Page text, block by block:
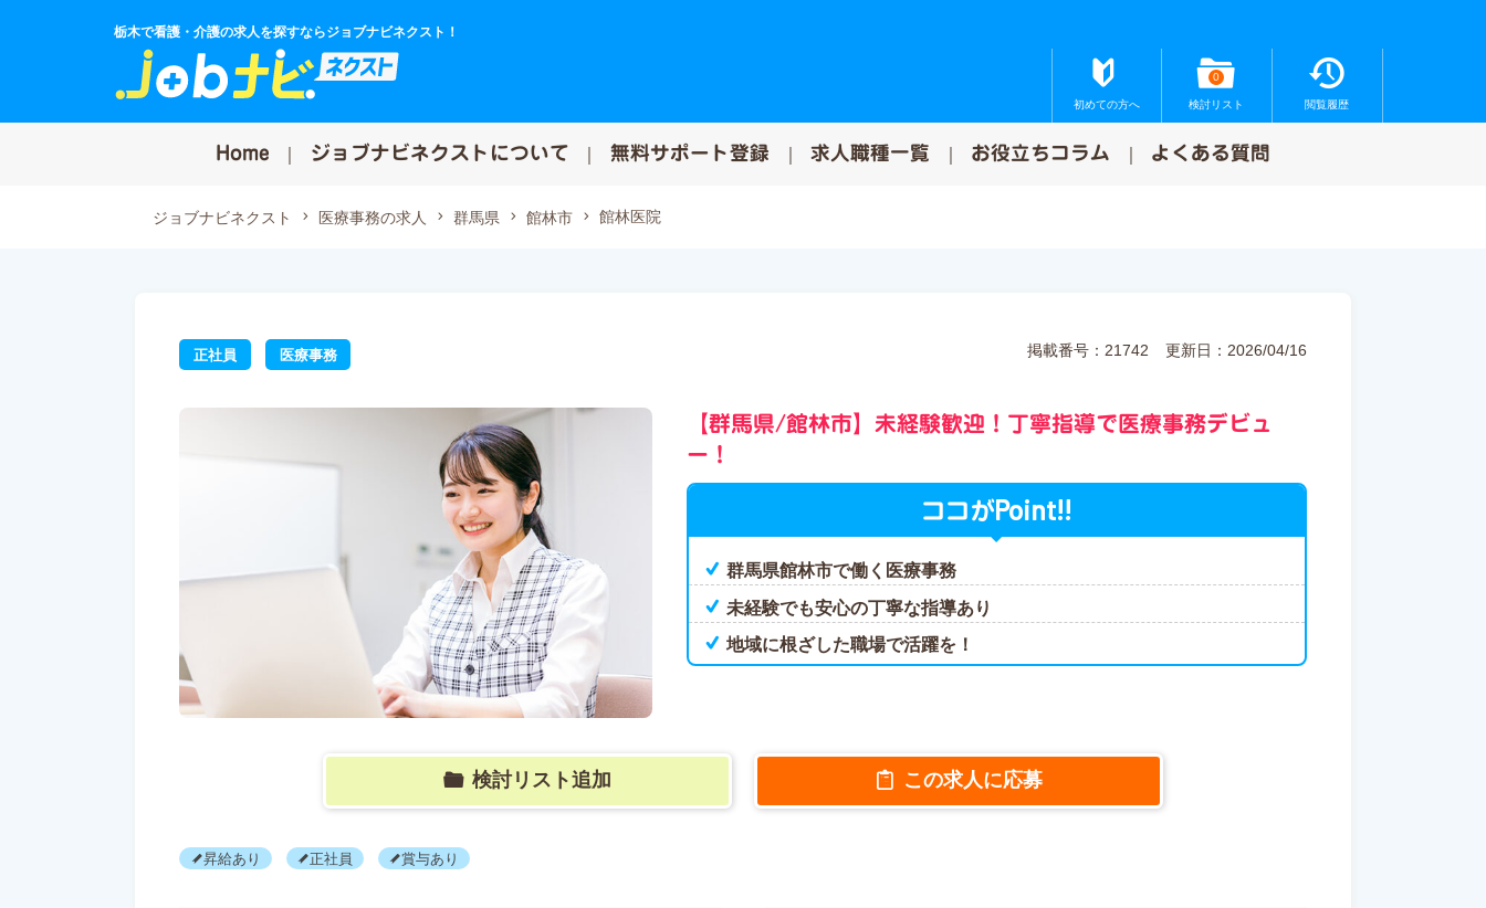
栃木で看護・介護の求人を探すならジョブナビネクスト！
初めての方へ
0
検討リスト 閲覧履歴
Home ジョブナビネクストについて 無料サポート登録 求人職種一覧 お役立ちコラム よくある質問
ジョブナビネクスト 医療事務の求人 群馬県 館林市 館林医院
掲載番号：21742 更新日：2026/04/16
正社員 医療事務
【群馬県/館林市】未経験歓迎！丁寧指導で医療事務デビュ
ー！
ココがPoint!!
群馬県館林市で働く医療事務
未経験でも安心の丁寧な指導あり
地域に根ざした職場で活躍を！
検討リスト追加 この求人に応募
昇給あり 正社員 賞与あり